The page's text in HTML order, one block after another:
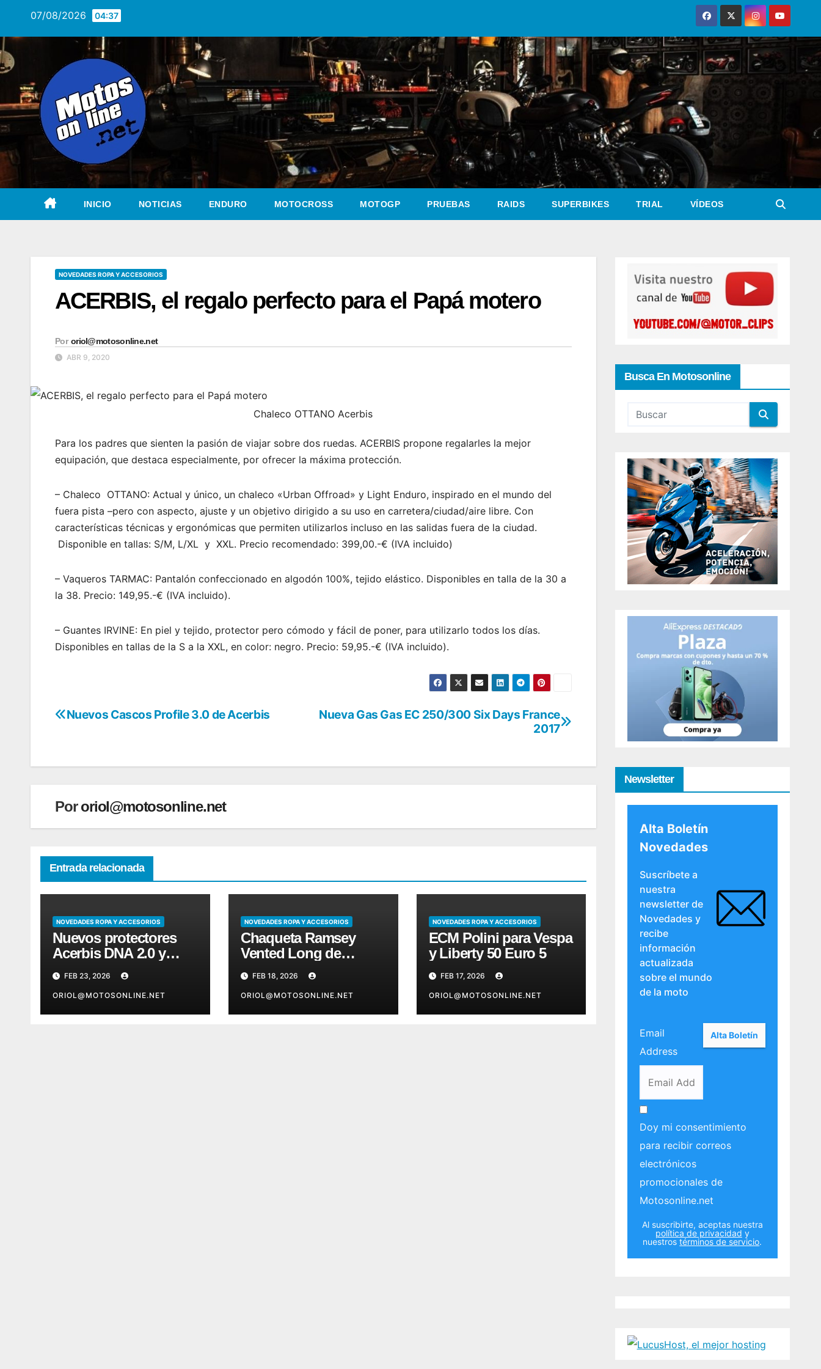
contenido
07/08/2026 04:37
INICIO NOTICIAS ENDURO MOTOCROSS MOTOGP PRUEBAS RAIDS SUPERBIKES TRIAL VÍDEOS
NOVEDADES ROPA Y ACCESORIOS
ACERBIS, el regalo perfecto para el Papá motero
Por oriol@motosonline.net
ABR 9, 2020
Chaleco OTTANO Acerbis
Para los padres que sienten la pasión de viajar sobre dos ruedas. ACERBIS propone regalarles la mejor
equipación, que destaca especialmente, por ofrecer la máxima protección.
– Chaleco OTTANO: Actual y único, un chaleco «Urban Offroad» y Light Enduro, inspirado en el mundo del
fuera pista –pero con aspecto, ajuste y un objetivo dirigido a su uso en carretera/ciudad/aire libre. Con
características técnicas y ergonómicas que permiten utilizarlos incluso en las salidas fuera de la ciudad.
Disponible en tallas: S/M, L/XL y XXL. Precio recomendado: 399,00.-€ (IVA incluido)
– Vaqueros TARMAC: Pantalón confeccionado en algodón 100%, tejido elástico. Disponibles en talla de la 30 a
la 38. Precio: 149,95.-€ (IVA incluido).
– Guantes IRVINE: En piel y tejido, protector pero cómodo y fácil de poner, para utilizarlo todos los días.
Disponibles en tallas de la S a la XXL, en color: negro. Precio: 59,95.-€ (IVA incluido).
Navegación
entradas
Nueva Gas Gas EC 250/300 Six Days France
2017
Nuevos Cascos Profile 3.0 de Acerbis
Pororiol@motosonline.net
Entrada relacionada
NOVEDADES ROPA Y ACCESORIOS
Nuevos protectores
Acerbis DNA 2.0 y
Plasma 2.0
FEB 23, 2026
ORIOL@MOTOSONLINE.NET
NOVEDADES ROPA Y ACCESORIOS
Chaqueta Ramsey
Vented Long de
Acerbis
FEB 18, 2026
ORIOL@MOTOSONLINE.NET
NOVEDADES ROPA Y ACCESORIOS
ECM Polini para Vespa
y Liberty 50 Euro 5
FEB 17, 2026
ORIOL@MOTOSONLINE.NET
Busca En Motosonline
Newsletter
Alta Boletín
Novedades
Suscríbete a
nuestra
newsletter de
Novedades y
recibe
información
actualizada
sobre el mundo
de la moto
Email
Address
Doy mi consentimiento
para recibir correos
electrónicos
promocionales de
Motosonline.net
Al suscribirte, aceptas nuestra
política de privacidad y
nuestrostérminos de servicio.